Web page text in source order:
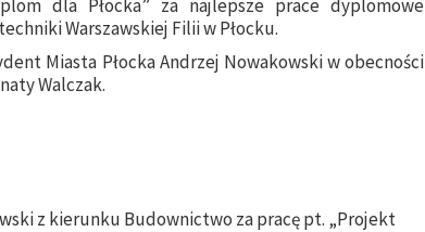
dla Płocka” za najlepsze prace dyplomowe
Warszawskiej Filii w Płocku.
Miasta Płocka Andrzej Nowakowski w obecności
Walczak.
z kierunku Budownictwo za pracę pt. „Projekt